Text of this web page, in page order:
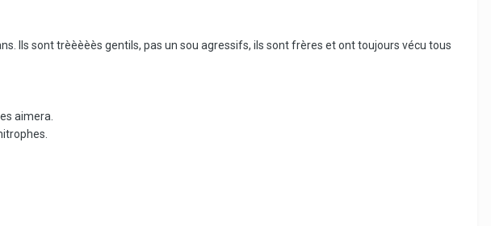
Ils sont trèèèèès gentils, pas un sou agressifs, ils sont frères et ont toujours vécu tous
aimera.